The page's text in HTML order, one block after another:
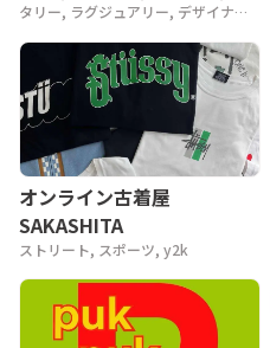
タリー, ラグジュアリー, デザイナー,
80年代, 70年代, 60年代, 50年代, 40
オンライン古着屋
SAKASHITA
ストリート, スポーツ, y2k